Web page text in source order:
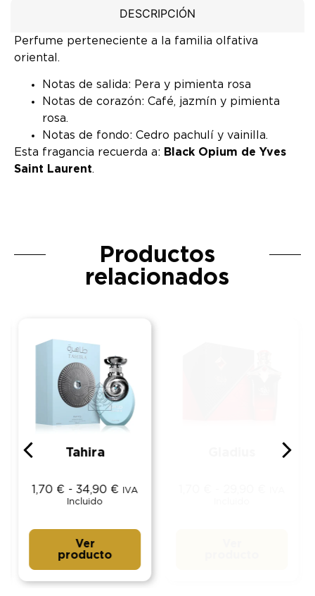
DESCRIPCIÓN
Perfume perteneciente a la familia olfativa
oriental.
Notas de salida: Pera y pimienta rosa
Notas de corazón: Café, jazmín y pimienta
rosa.
Notas de fondo: Cedro pachulí y vainilla.
Esta fragancia recuerda a: Black Opium de Yves
Saint Laurent.
Productos
relacionados
Tahira
1,70 € - 34,90 €
IVA
Incluido
Ver
producto